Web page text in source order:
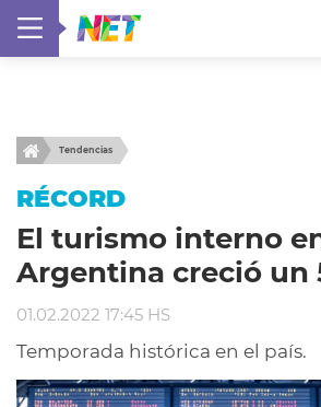
Tendencias
RÉCORD
El turismo interno
Argentina creció un
01.02.2022 17:45 HS
Temporada histórica en el país.